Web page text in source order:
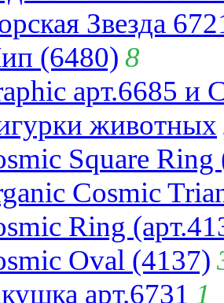
Звезда
(6480) 8
арт.6685 и
животных
Square Ring
Cosmic
Ring
Oval (4137)
арт.6731 1